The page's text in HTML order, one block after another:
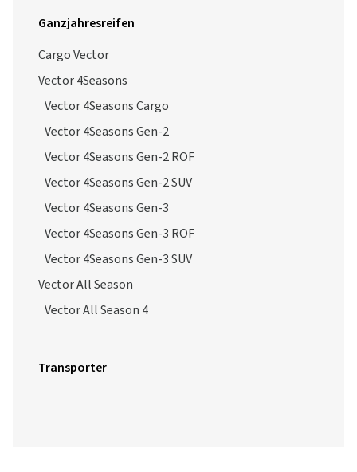
Ganzjahresreifen
Cargo Vector
Vector 4Seasons
Vector 4Seasons Cargo
Vector 4Seasons Gen-2
Vector 4Seasons Gen-2 ROF
Vector 4Seasons Gen-2 SUV
Vector 4Seasons Gen-3
Vector 4Seasons Gen-3 ROF
Vector 4Seasons Gen-3 SUV
Vector All Season
Vector All Season 4
Transporter